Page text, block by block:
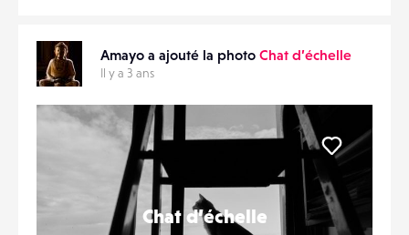
Amayo a ajouté la photo Chat d’échelle
Il y a 3 ans
Chat d’échelle